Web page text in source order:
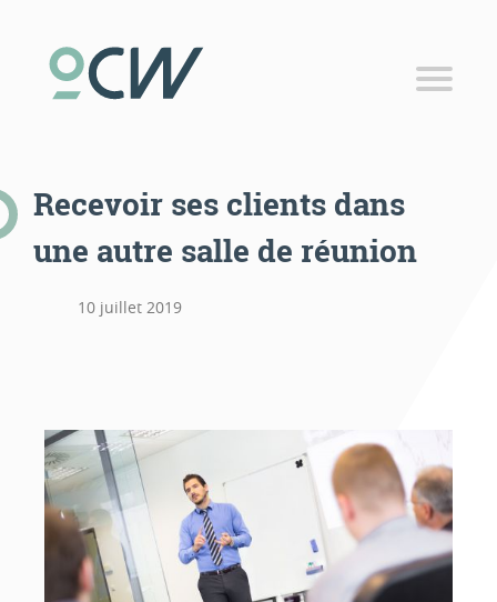
Coworking
Bureau privatif
Salle de réunion
Domiciliation d’entreprise
RÉSERVER
Panier
Brochure
Recevoir ses clients dans
une autre salle de réunion
10 juillet 2019